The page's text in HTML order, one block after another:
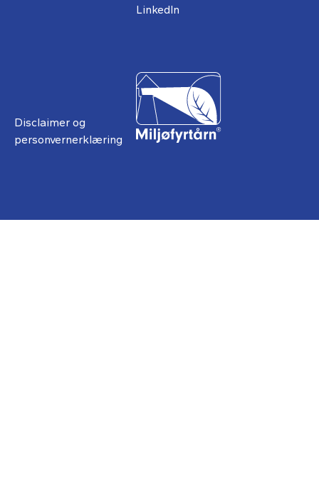
LinkedIn
Disclaimer og
personvernerklæring